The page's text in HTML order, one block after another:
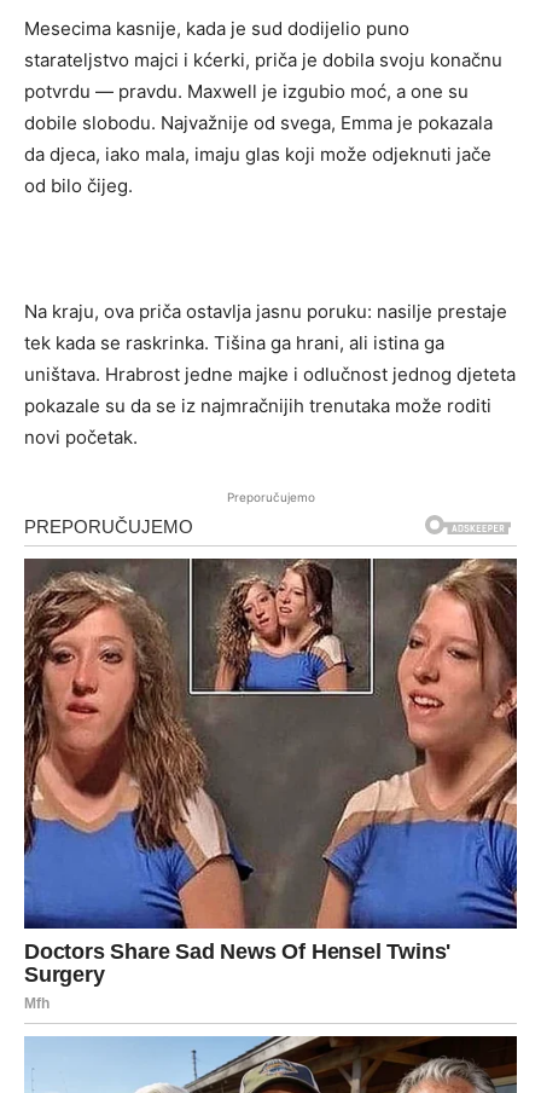
Mesecima kasnije, kada je sud dodijelio puno
starateljstvo majci i kćerki, priča je dobila svoju konačnu
potvrdu — pravdu. Maxwell je izgubio moć, a one su
dobile slobodu. Najvažnije od svega, Emma je pokazala
da djeca, iako mala, imaju glas koji može odjeknuti jače
od bilo čijeg.
Na kraju, ova priča ostavlja jasnu poruku: nasilje prestaje
tek kada se raskrinka. Tišina ga hrani, ali istina ga
uništava. Hrabrost jedne majke i odlučnost jednog djeteta
pokazale su da se iz najmračnijih trenutaka može roditi
novi početak.
Preporučujemo